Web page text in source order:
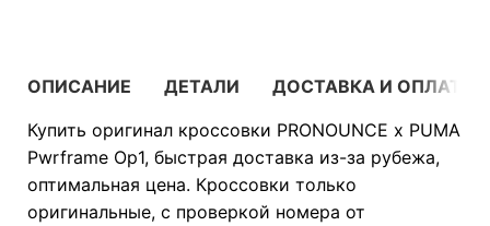
ОПИСАНИЕ ДЕТАЛИ
ДОСТАВКА И ОПЛАТА
Купить оригинал кроссовки PRONOUNCE x PUMA
Pwrframe Op1, быстрая доставка из-за рубежа,
оптимальная цена. Кроссовки только
оригинальные, с проверкой номера от